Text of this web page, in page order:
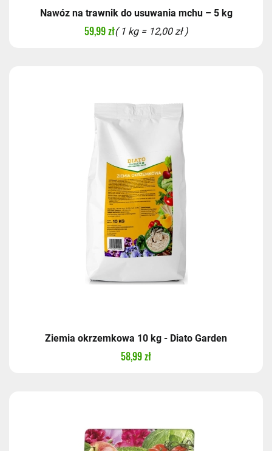
Nawóz na trawnik do usuwania mchu – 5 kg
59,99 zł( 1 kg = 12,00 zł )
Ziemia okrzemkowa 10 kg - Diato Garden
58,99 zł